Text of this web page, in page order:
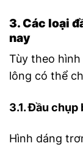
3. Các loại
nay
Tùy theo
lông có thể
3.1. Đầu
Hình dáng